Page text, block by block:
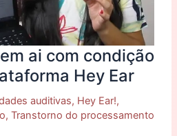
ai com condição
Hey Ear
auditivas, Hey Ear!,
, Transtorno do processamento